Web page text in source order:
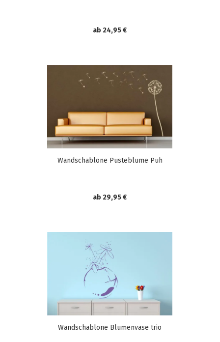
ab 24,95 €
Wandschablone Pusteblume Puh
ab 29,95 €
Wandschablone Blumenvase trio